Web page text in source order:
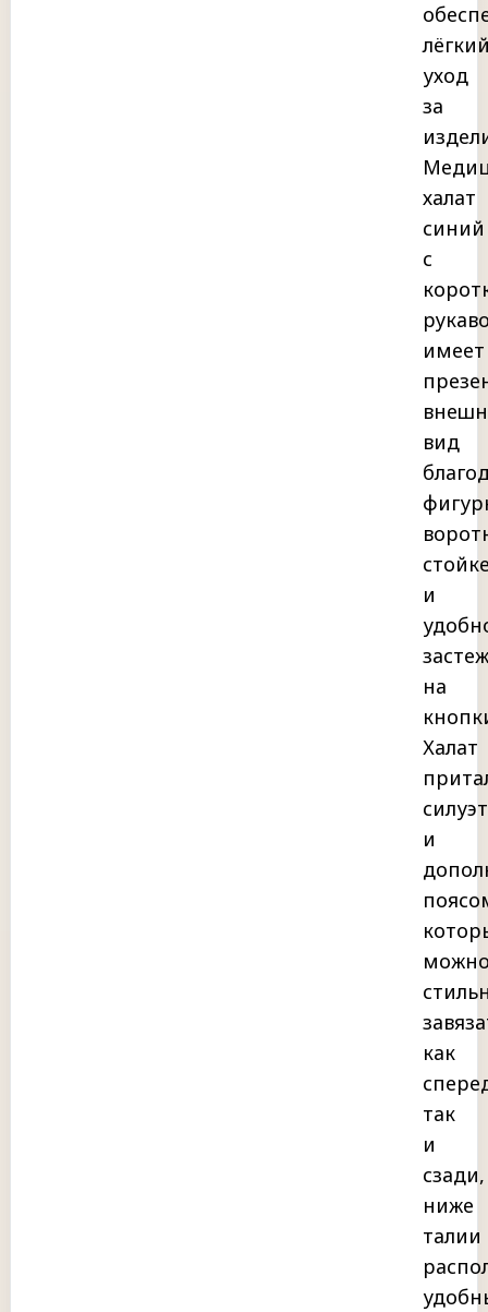
уход
за
халат
синий
с
имеет
вид
и
на
Халат
и
как
так
и
сзади,
ниже
талии